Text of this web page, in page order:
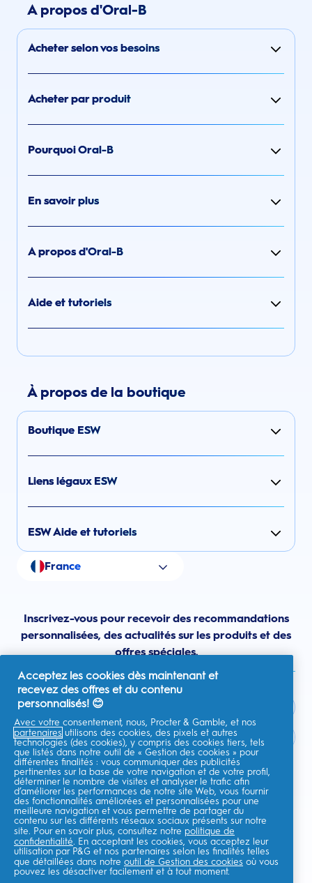
A propos d'Oral-B
Acheter selon vos besoins
Acheter par produit
Pourquoi Oral-B
En savoir plus
A propos d'Oral-B
Aide et tutoriels
À propos de la boutique
Boutique ESW
Liens légaux ESW
ESW Aide et tutoriels
France
Inscrivez-vous pour recevoir des recommandations
personnalisées, des actualités sur les produits et des
offres spéciales.
France
Je consens à recevoir des communications personnalisées
concernant des offres, des actualités et d'autres initiatives
promotionnelles de la part d'Oral-B et d'autresmarques de P&G
mail et sur les canaux en ligne. Je peux medésinscrireà tout moment.
Procter & Gamble, le responsable du traitement des données, traitera
vos données personnelles pour vous permettre de vous inscrire sur ce
site, d'interagir avec ses services et, selon votre consentement, de vous
envoyer des communications commerciales pertinentes, y compris des
Acceptez les cookies dès maintenant et
recevez des offres et du contenu
personnalisés! 😊
Avec votre consentement, nous, Procter & Gamble, et nos
partenaires utilisons des cookies, des pixels et autres
technologies (des cookies), y compris des cookies tiers, tels
que listés dans notre outil de « Gestion des cookies » pour
différentes finalités : vous communiquer des publicités
pertinentes sur la base de votre navigation et de votre profil,
déterminer le nombre de visites et analyser le trafic afin
d’améliorer les performances de notre site Web, vous fournir
des fonctionnalités améliorées et personnalisées pour une
meilleure navigation et vous permettre de partager du
contenu sur les différents réseaux sociaux présents sur notre
site. Pour en savoir plus, consultez notre politique de
confidentialité. En acceptant les cookies, vous acceptez leur
utilisation par P&G et nos partenaires selon les finalités telles
que détaillées dans notre outil de Gestion des cookies où vous
pouvez les désactiver facilement et à tout moment.